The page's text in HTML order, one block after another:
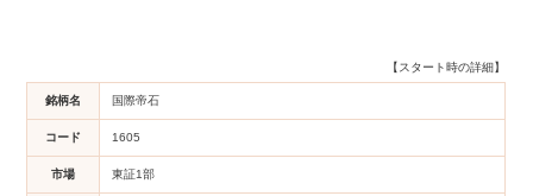
【スタート時の詳細】
銘柄名 国際帝石
コード 1605
市場 東証1部